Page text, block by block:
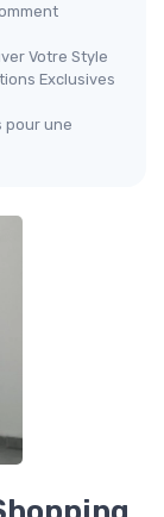
Votre Style
Exclusives
pour une